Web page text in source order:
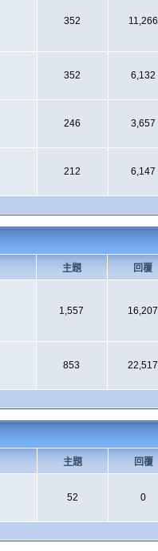
352 11,266
352 6,132
246 3,657
212 6,147
主題 回覆
1,557 16,207
853 22,517
主題 回覆
52 0